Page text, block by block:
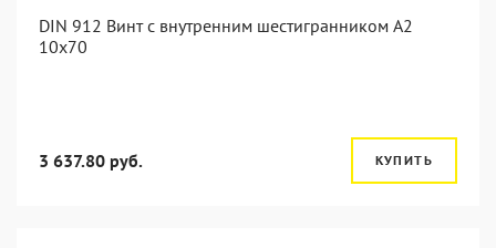
DIN 912 Винт с внутренним шестигранником А2
10х70
3 637.80 руб. КУПИТЬ